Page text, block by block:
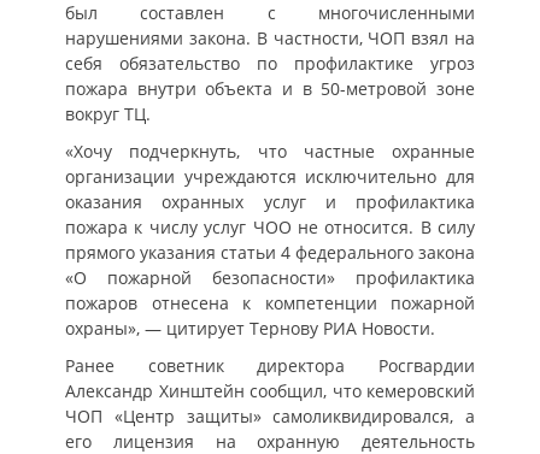
был составлен с многочисленными
нарушениями закона. В частности, ЧОП взял на
себя обязательство по профилактике угроз
пожара внутри объекта и в 50-метровой зоне
вокруг ТЦ.
«Хочу подчеркнуть, что частные охранные
организации учреждаются исключительно для
оказания охранных услуг и профилактика
пожара к числу услуг ЧОО не относится. В силу
прямого указания статьи 4 федерального закона
«О пожарной безопасности» профилактика
пожаров отнесена к компетенции пожарной
охраны», — цитирует Тернову РИА Новости.
Ранее советник директора Росгвардии
Александр Хинштейн сообщил, что кемеровский
ЧОП «Центр защиты» самоликвидировался, а
его лицензия на охранную деятельность